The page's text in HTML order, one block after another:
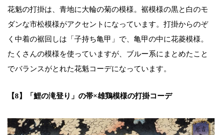
花魁の打掛は、青地に大輪の菊の模様。裾模様の黒と白のモ
ダンな市松模様がアクセントになっています。打掛からのぞ
く中着の裾回しは「子持ち亀甲」で、亀甲の中に花菱模様。
たくさんの模様を使っていますが、ブルー系にまとめたこと
でバランスがとれた花魁コーデになっています。
【8】「鯉の滝登り」の帯×雄鶏模様の打掛コーデ